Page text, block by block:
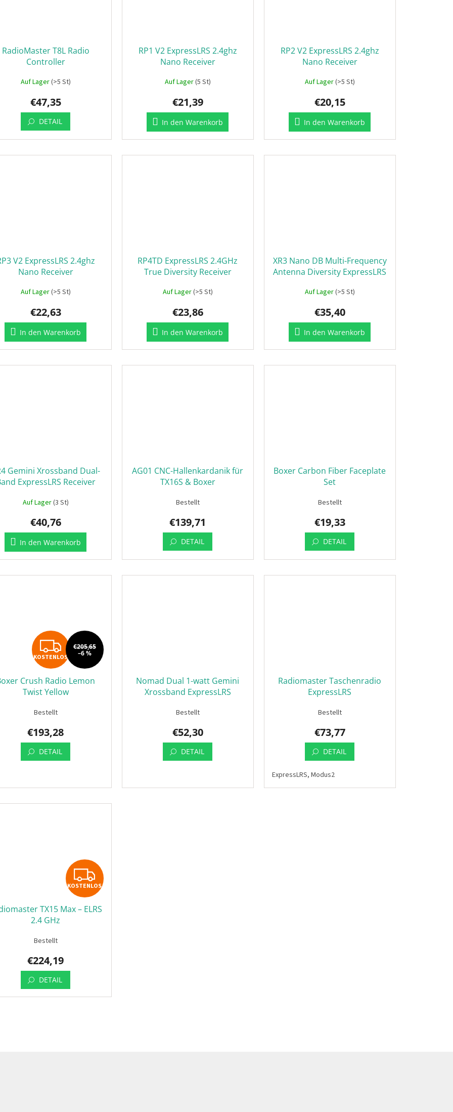
RadioMaster T8L Radio
Controller
Auf Lager(>5 St)
€47,35
DETAIL
RP1 V2 ExpressLRS 2.4ghz
Nano Receiver
Auf Lager(5 St)
€21,39
In den Warenkorb
RP2 V2 ExpressLRS 2.4ghz
Nano Receiver
Auf Lager(>5 St)
€20,15
In den Warenkorb
V2 ExpressLRS 2.4ghz
Nano Receiver
Auf Lager(>5 St)
€22,63
In den Warenkorb
RP4TD ExpressLRS 2.4GHz
True Diversity Receiver
Auf Lager(>5 St)
€23,86
In den Warenkorb
XR3 Nano DB Multi-Frequency
Antenna Diversity ExpressLRS
Auf Lager(>5 St)
€35,40
In den Warenkorb
Gemini Xrossband Dual-
ExpressLRS Receiver
Auf Lager(3 St)
€40,76
In den Warenkorb
AG01 CNC-Hallenkardanik für
TX16S & Boxer
Bestellt
€139,71
DETAIL
Boxer Carbon Fiber Faceplate
Set
Bestellt
€19,33
DETAIL
KOSTENLOS
KOSTENLOS
€205,65
–6 %
Crush Radio Lemon
Twist Yellow
Bestellt
€193,28
DETAIL
Nomad Dual 1-watt Gemini
Xrossband ExpressLRS
Bestellt
€52,30
DETAIL
Radiomaster Taschenradio
ExpressLRS
Bestellt
€73,77
DETAIL
ExpressLRS, Modus2
KOSTENLOS
KOSTENLOS
TX15 Max – ELRS
2.4 GHz
Bestellt
€224,19
DETAIL